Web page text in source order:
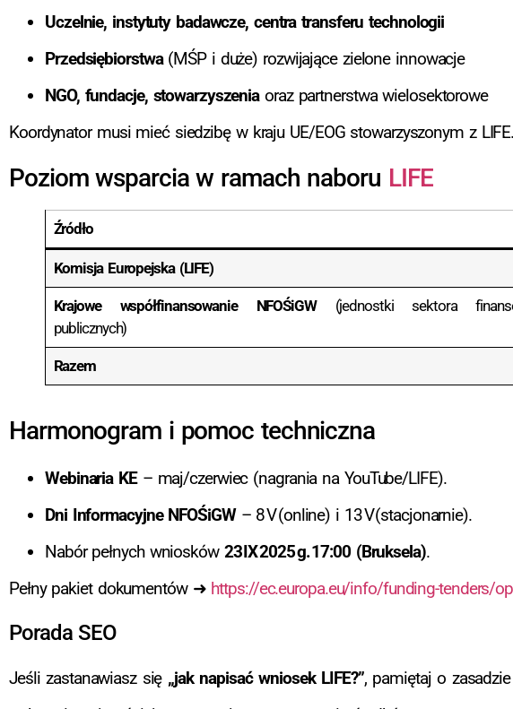
Uczelnie, instytuty badawcze, centra transferu technologii
Przedsiębiorstwa(MŚP i duże) rozwijające zielone innowacje
NGO, fundacje, stowarzyszeniaoraz partnerstwa wielosektorowe
Koordynator musi mieć siedzibę w kraju UE/EOG stowarzyszonym z LIFE.
Poziom wsparcia w ramach naboru LIFE
Źródło
Komisja Europejska (LIFE)
Krajowe współfinansowanie NFOŚiGW(jednostki sektora
publicznych)
Razem
Harmonogram i pomoc techniczna
Webinaria KE– maj/czerwiec (nagrania na YouTube/LIFE).
Dni Informacyjne NFOŚiGW– 8 V (online) i 13 V (stacjonarnie).
Nabór pełnych wniosków 23 IX 2025 g. 17:00 (Bruksela).
Pełny pakiet dokumentów ➜ https://ec.europa.eu/info/funding-tenders/
Porada SEO
Jeśli zastanawiasz się „jak napisać wniosek LIFE?”, pamiętaj o